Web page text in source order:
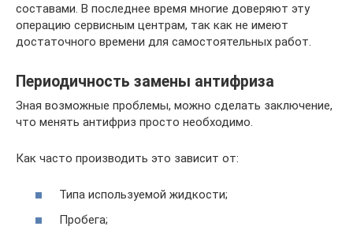
составами. В последнее время многие доверяют эту
операцию сервисным центрам, так как не имеют
достаточного времени для самостоятельных работ.
Периодичность замены антифриза
Зная возможные проблемы, можно сделать заключение,
что менять антифриз просто необходимо.
Как часто производить это зависит от:
Типа используемой жидкости;
Пробега;